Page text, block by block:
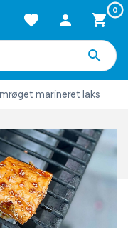
0
marineret laks